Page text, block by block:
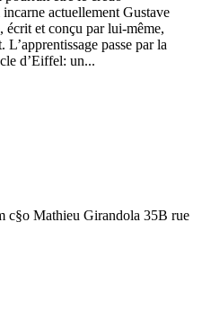
actuellement Gustave
écrit et conçu par lui-même,
passe par la
d’Eiffel: un...
c§o Mathieu Girandola 35B rue